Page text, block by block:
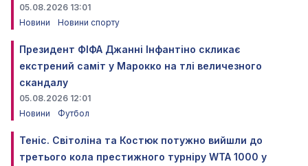
05.08.2026 13:01
Новини
Новини спорту
Президент ФІФА Джанні Інфантіно скликає
екстрений саміт у Марокко на тлі величезного
скандалу
05.08.2026 12:01
Новини
Футбол
Теніс. Світоліна та Костюк потужно вийшли до
третього кола престижного турніру WTA 1000 у